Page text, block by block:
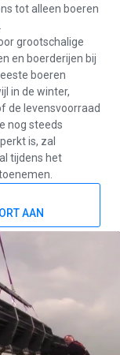
tot alleen boeren
grootschalige
en boerderijen bij
boeren
in de winter,
de levensvoorraad
nog steeds
is, zal
tijdens het
AAN